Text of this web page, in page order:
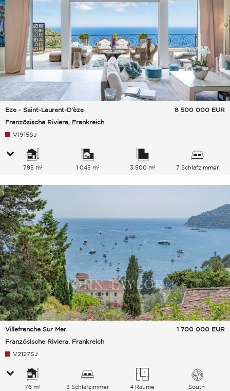
Eze - Saint-Laurent-D'èze
Französische Riviera, Frankreich
8 500 000 EUR
V1915SJ
795 m² 1 045 m² 3 500 m² 7 Schlafzimmer
Villefranche Sur Mer
Französische Riviera, Frankreich
1 700 000 EUR
V2127SJ
76 m² 3 Schlafzimmer 4 Räume South